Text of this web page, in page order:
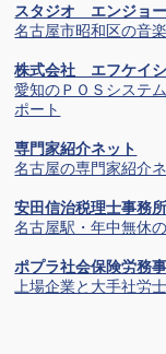
スタジオ エンジョー
名古屋市昭和区の音
株式会社 エフケイ
愛知のＰＯＳシステ
ポート
専門家紹介ネット
名古屋の専門家紹介
安田信治税理士事務所
名古屋駅・年中無休
ポプラ社会保険労務
上場企業と大手社労